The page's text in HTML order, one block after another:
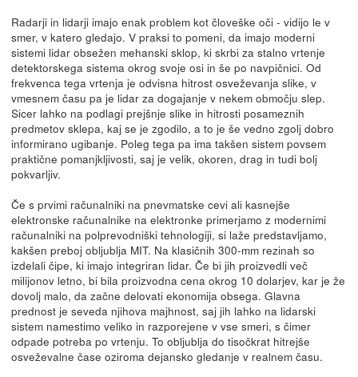
Radarji in lidarji imajo enak problem kot človeške oči - vidijo le v
smer, v katero gledajo. V praksi to pomeni, da imajo moderni
sistemi lidar obsežen mehanski sklop, ki skrbi za stalno vrtenje
detektorskega sistema okrog svoje osi in še po navpičnici. Od
frekvenca tega vrtenja je odvisna hitrost osveževanja slike, v
vmesnem času pa je lidar za dogajanje v nekem območju slep.
Sicer lahko na podlagi prejšnje slike in hitrosti posameznih
predmetov sklepa, kaj se je zgodilo, a to je še vedno zgolj dobro
informirano ugibanje. Poleg tega pa ima takšen sistem povsem
praktične pomanjkljivosti, saj je velik, okoren, drag in tudi bolj
pokvarljiv.
Če s prvimi računalniki na pnevmatske cevi ali kasnejše
elektronske računalnike na elektronke primerjamo z modernimi
računalniki na polprevodniški tehnologiji, si laže predstavljamo,
kakšen preboj obljublja MIT. Na klasičnih 300-mm rezinah so
izdelali čipe, ki imajo integriran lidar. Če bi jih proizvedli več
milijonov letno, bi bila proizvodna cena okrog 10 dolarjev, kar je že
dovolj malo, da začne delovati ekonomija obsega. Glavna
prednost je seveda njihova majhnost, saj jih lahko na lidarski
sistem namestimo veliko in razporejene v vse smeri, s čimer
odpade potreba po vrtenju. To obljublja do tisočkrat hitrejše
osveževalne čase oziroma dejansko gledanje v realnem času.